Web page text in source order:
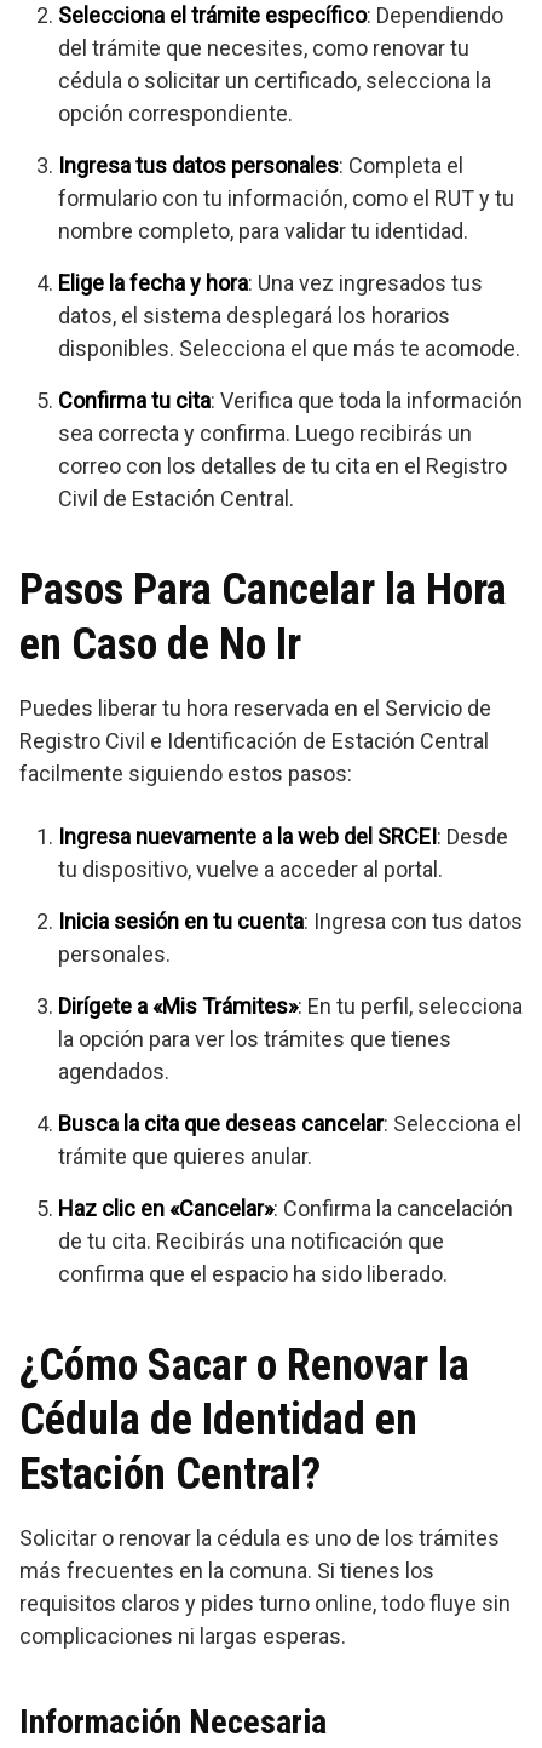
Selecciona el trámite específico: Dependiendo
del trámite que necesites, como renovar tu
cédula o solicitar un certificado, selecciona la
opción correspondiente.
Ingresa tus datos personales: Completa el
formulario con tu información, como el RUT y tu
nombre completo, para validar tu identidad.
Elige la fecha y hora: Una vez ingresados tus
datos, el sistema desplegará los horarios
disponibles. Selecciona el que más te acomode.
Confirma tu cita: Verifica que toda la información
sea correcta y confirma. Luego recibirás un
correo con los detalles de tu cita en el Registro
Civil de Estación Central.
Pasos Para Cancelar la Hora
en Caso de No Ir
Puedes liberar tu hora reservada en el Servicio de
Registro Civil e Identificación de Estación Central
facilmente siguiendo estos pasos:
Ingresa nuevamente a la web del SRCEI: Desde
tu dispositivo, vuelve a acceder al portal.
Inicia sesión en tu cuenta: Ingresa con tus datos
personales.
Dirígete a «Mis Trámites»: En tu perfil, selecciona
la opción para ver los trámites que tienes
agendados.
Busca la cita que deseas cancelar: Selecciona el
trámite que quieres anular.
Haz clic en «Cancelar»: Confirma la cancelación
de tu cita. Recibirás una notificación que
confirma que el espacio ha sido liberado.
¿Cómo Sacar o Renovar la
Cédula de Identidad en
Estación Central?
Solicitar o renovar la cédula es uno de los trámites
más frecuentes en la comuna. Si tienes los
requisitos claros y pides turno online, todo fluye sin
complicaciones ni largas esperas.
Información Necesaria